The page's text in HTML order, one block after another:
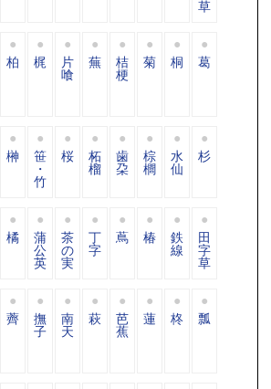
草
柏 梶 片
喰
蕪 桔
梗
菊 桐 葛
榊 笹
・
竹
桜 柘
榴
歯
朶
棕
櫚
水
仙
杉
橘 蒲
公
英
茶
の
実
丁
字
蔦 椿 鉄
線
田
字
草
薺 撫
子
南
天
萩 芭
蕉
蓮 柊 瓢